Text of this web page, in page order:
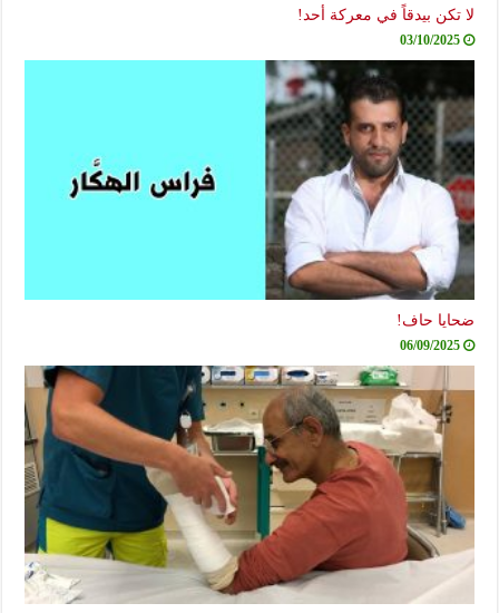
لا تكن بيدقاً في معركة أحد!
03/10/2025
ضحايا حاف!
06/09/2025